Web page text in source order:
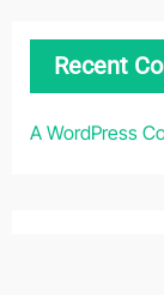
Recent
A WordPress